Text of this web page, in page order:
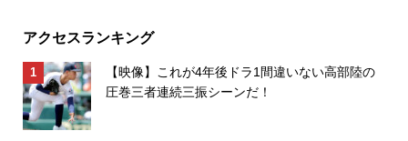
アクセスランキング
【映像】これが4年後ドラ1間違いない高部陸の
圧巻三者連続三振シーンだ！